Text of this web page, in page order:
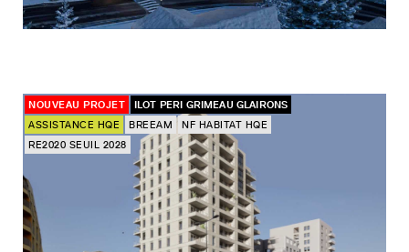
NOUVEAU PROJET
ILOT PERI GRIMEAU GLAIRONS
ASSISTANCE HQE
BREEAM
NF HABITAT HQE
RE2020 SEUIL 2028